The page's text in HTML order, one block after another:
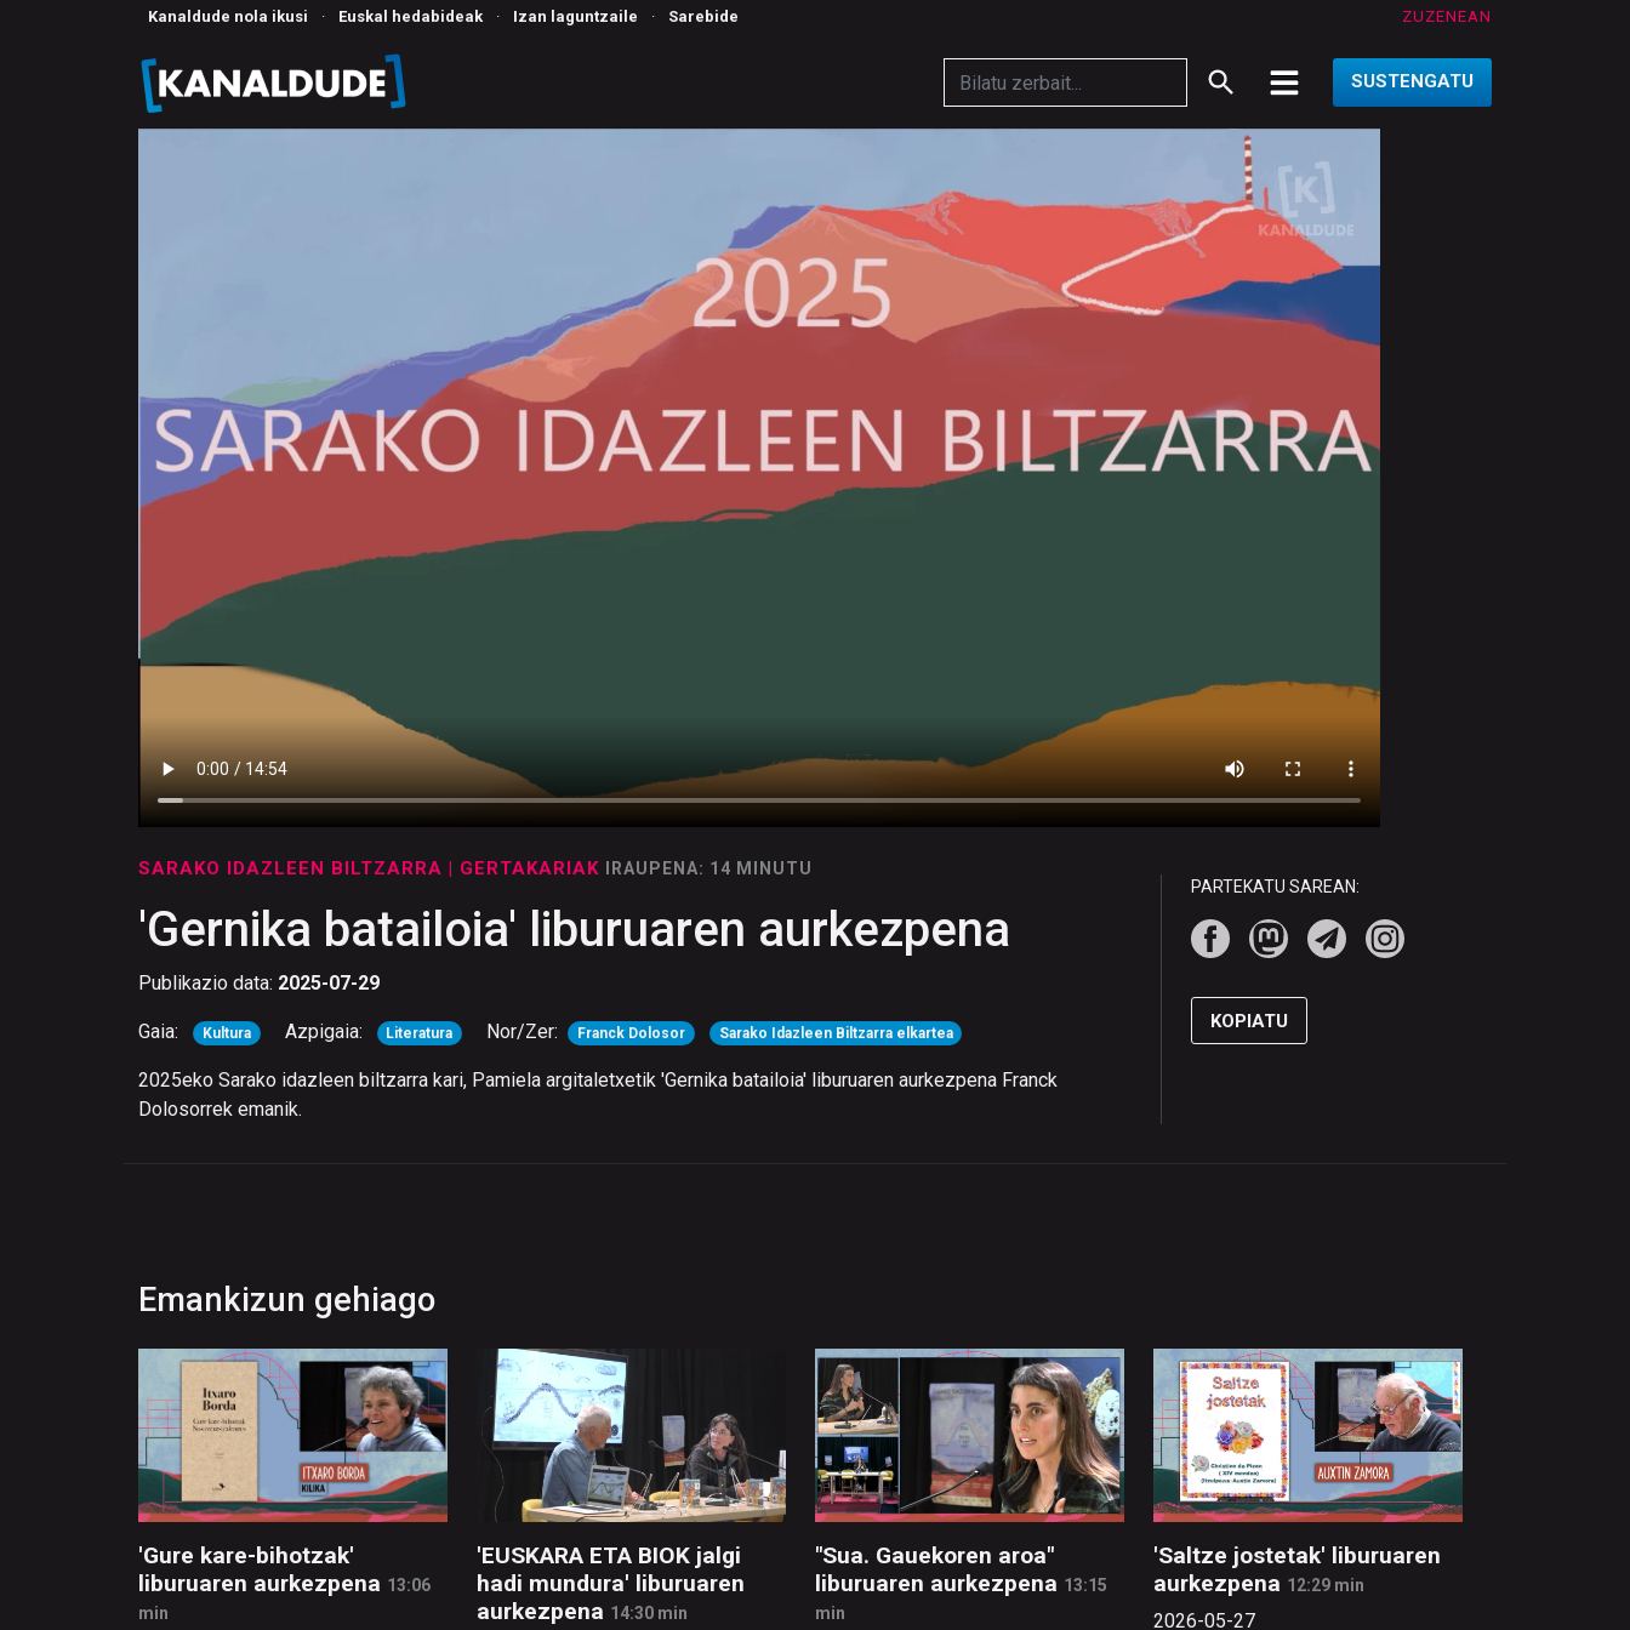
Kanaldude nola ikusi · Euskal hedabideak · Izan laguntzaile · Sarebide ZUZENEAN
SUSTENGATU
SARAKO IDAZLEEN BILTZARRA | GERTAKARIAK IRAUPENA: 14 MINUTU
'Gernika batailoia' liburuaren aurkezpena
Publikazio data: 2025-07-29
Gaia: Kultura Azpigaia: Literatura Nor/Zer: Franck Dolosor Sarako Idazleen Biltzarra elkartea
2025eko Sarako idazleen biltzarra kari, Pamiela argitaletxetik 'Gernika batailoia' liburuaren aurkezpena Franck
Dolosorrek emanik.
PARTEKATU SAREAN:
KOPIATU
Emankizun gehiago
'Gure kare-bihotzak'
liburuaren aurkezpena 13:06
min
'EUSKARA ETA BIOK jalgi
hadi mundura' liburuaren
aurkezpena 14:30 min
"Sua. Gauekoren aroa"
liburuaren aurkezpena 13:15
min
'Saltze jostetak' liburuaren
aurkezpena 12:29 min
2026-05-27